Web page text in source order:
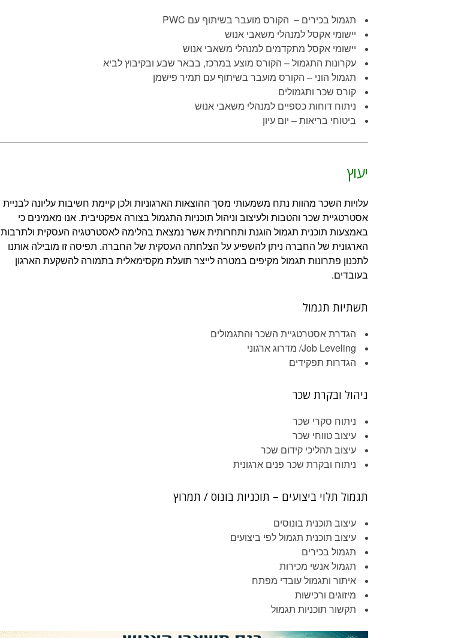
תגמול בכירים – הקורס מועבר בשיתוף עם PWC
יישומי אקסל למנהלי משאבי אנוש
יישומי אקסל מתקדמים למנהלי משאבי אנוש
עקרונות התגמול – הקורס מוצע במרכז, בבאר שבע ובקיבוץ לביא
תגמול הוני – הקורס מועבר בשיתוף עם תמיר פישמן
קורס שכר ותגמולים
ניתוח דוחות כספיים למנהלי משאבי אנוש
ביטוחי בריאות – יום עיון
יעוץ
עלויות השכר מהוות נתח משמעותי מסך ההוצאות הארגוניות ולכן קיימת חשיבות עליונה לבניית
אסטרטגיית שכר והטבות ולעיצוב וניהול תוכניות התגמול בצורה אפקטיבית. אנו מאמינים כי
באמצעות תוכנית תגמול הוגנת ותחרותית אשר נמצאת בהלימה לאסטרטגיה העסקית ולתרבות
הארגונית של החברה ניתן להשפיע על הצלחתה העסקית של החברה. תפיסה זו מובילה אותנו
לתכנון פתרונות תגמול מקיפים במטרה לייצר תועלת מקסימאלית בתמורה להשקעת הארגון
בעובדים.
תשתיות תגמול
הגדרת אסטרטגיית השכר והתגמולים
Job Leveling/ מדרוג ארגוני
הגדרות תפקידים
ניהול ובקרת שכר
ניתוח סקרי שכר
עיצוב טווחי שכר
עיצוב תהליכי קידום שכר
ניתוח ובקרת שכר פנים ארגונית
תגמול תלוי ביצועים – תוכניות בונוס / תמרוץ
עיצוב תוכנית בונוסים
עיצוב תוכנית תגמול לפי ביצועים
תגמול בכירים
תגמול אנשי מכירות
איתור ותגמול עובדי מפתח
מיזוגים ורכישות
תקשור תוכניות תגמול